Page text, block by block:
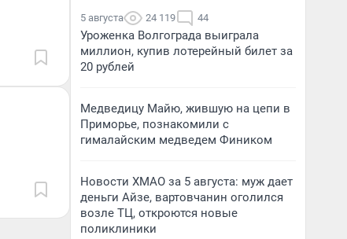
5 августа 24 119 44
Уроженка Волгограда выиграла
миллион, купив лотерейный билет за
20 рублей
Медведицу Майю, жившую на цепи в
Приморье, познакомили с
гималайским медведем Фиником
Новости ХМАО за 5 августа: муж дает
деньги Айзе, вартовчанин оголился
возле ТЦ, откроются новые
поликлиники